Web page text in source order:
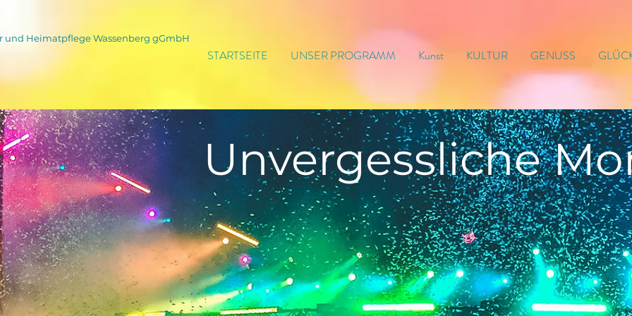
und Heimatpflege Wassenberg gGmbH
STARTSEITE UNSER PROGRAMM Kunst KULTUR GENUSS
Unvergessliche